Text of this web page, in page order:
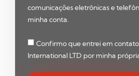
comunicações eletrônicas e
minha conta.
Confirmo que entrei em contato
International LTD por minha